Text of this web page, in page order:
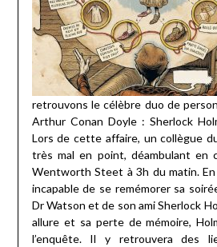
retrouvons le célèbre duo de
Arthur Conan Doyle : Sherlock
Lors de cette affaire, un collègue
très mal en point, déambulant en
Wentworth Steet à 3h du matin.
incapable de se remémorer sa
Dr Watson et de son ami Sherlock
allure et sa perte de mémoire,
l’enquête. Il y retrouvera des